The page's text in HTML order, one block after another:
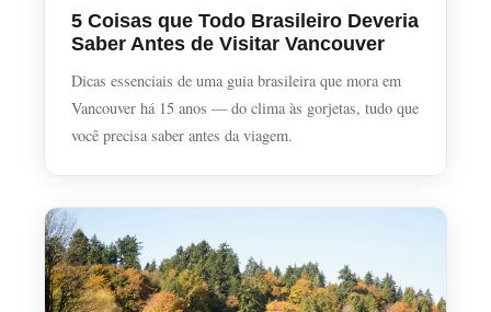
5 Coisas que Todo Brasileiro Deveria
Saber Antes de Visitar Vancouver
Dicas essenciais de uma guia brasileira que mora em
Vancouver há 15 anos — do clima às gorjetas, tudo que
você precisa saber antes da viagem.